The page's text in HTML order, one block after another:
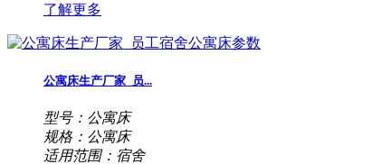
了解更多
公寓床生产厂家_员...
型号：公寓床
规格：公寓床
适用范围：宿舍